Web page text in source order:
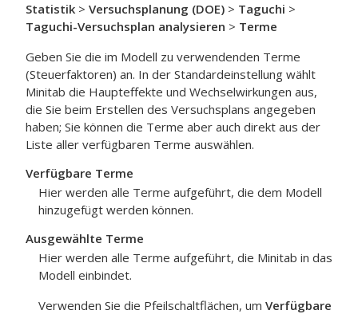
Statistik > Versuchsplanung (DOE) > Taguchi >
Taguchi-Versuchsplan analysieren > Terme
Geben Sie die im Modell zu verwendenden Terme
(Steuerfaktoren) an. In der Standardeinstellung wählt
Minitab die Haupteffekte und Wechselwirkungen aus,
die Sie beim Erstellen des Versuchsplans angegeben
haben; Sie können die Terme aber auch direkt aus der
Liste aller verfügbaren Terme auswählen.
Verfügbare Terme
Hier werden alle Terme aufgeführt, die dem Modell
hinzugefügt werden können.
Ausgewählte Terme
Hier werden alle Terme aufgeführt, die Minitab in das
Modell einbindet.
Verwenden Sie die Pfeilschaltflächen, um Verfügbare